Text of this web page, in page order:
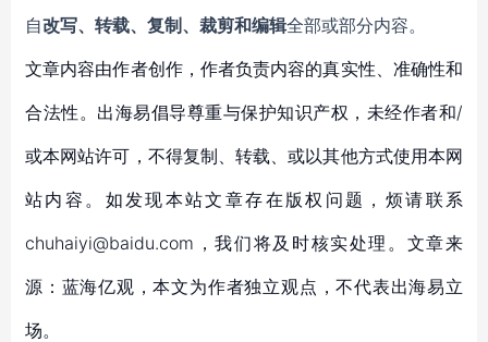
自改写、转载、复制、裁剪和编辑全部或部分内容。
文章内容由作者创作，作者负责内容的真实性、准确性和
合法性。出海易倡导尊重与保护知识产权，未经作者和/
或本网站许可，不得复制、转载、或以其他方式使用本网
站内容。如发现本站文章存在版权问题，烦请联系
chuhaiyi@baidu.com，我们将及时核实处理。文章来
源：蓝海亿观，本文为作者独立观点，不代表出海易立
场。